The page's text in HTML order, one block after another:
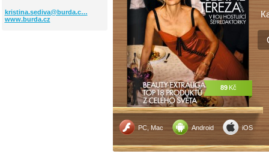
kristina.sediva@burda.c…
www.burda.cz
PC, Mac Android iOS
89Kč